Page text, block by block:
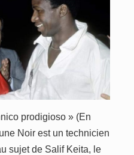
prodigioso » (En
Noir est un technicien
sujet de Salif Keita, le